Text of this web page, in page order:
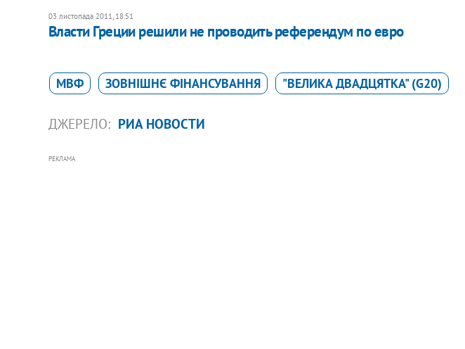
03 листопада 2011, 18:51
Власти Греции решили не проводить референдум по евро
МВФ ЗОВНІШНЄ ФІНАНСУВАННЯ "ВЕЛИКА ДВАДЦЯТКА" (G20)
ДЖЕРЕЛО: РИА НОВОСТИ
РЕКЛАМА